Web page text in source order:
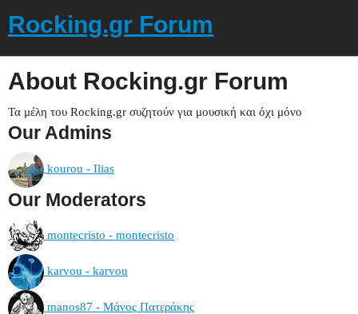
Rocking.gr Forum
About Rocking.gr Forum
Τα μέλη του Rocking.gr συζητούν για μουσική και όχι μόνο
Our Admins
kourou - Ilias
Our Moderators
montecristo - montecristo
karvou - karvou
manos87 - Μάνος Πατεράκης